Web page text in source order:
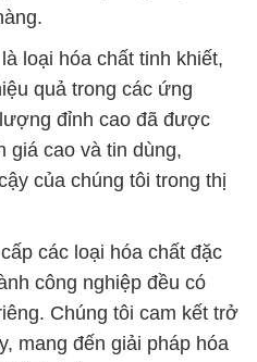
loại hóa chất tinh khiết,
quả trong các ứng
đỉnh cao đã được
giá cao và tin dùng,
của chúng tôi trong thị
các loại hóa chất đặc
công nghiệp đều có
Chúng tôi cam kết trở
mang đến giải pháp hóa